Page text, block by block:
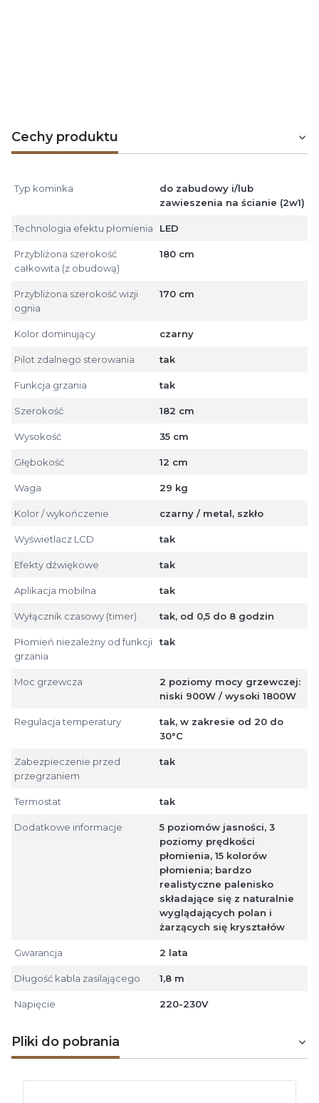
Cechy produktu
Typ kominka
do zabudowy i/lub
zawieszenia na ścianie (2w1)
Technologia efektu płomienia LED
Przybliżona szerokość
całkowita (z obudową)
180 cm
Przybliżona szerokość wizji
ognia
170 cm
Kolor dominujący czarny
Pilot zdalnego sterowania tak
Funkcja grzania tak
Szerokość 182 cm
Wysokość 35 cm
Głębokość 12 cm
Waga 29 kg
Kolor / wykończenie czarny / metal, szkło
Wyświetlacz LCD tak
Efekty dźwiękowe tak
Aplikacja mobilna tak
Wyłącznik czasowy (timer) tak, od 0,5 do 8 godzin
Płomień niezależny od funkcji
grzania
tak
Moc grzewcza
2 poziomy mocy grzewczej:
niski 900W / wysoki 1800W
Regulacja temperatury
tak, w zakresie od 20 do
30°C
Zabezpieczenie przed
przegrzaniem
tak
Termostat tak
Dodatkowe informacje
5 poziomów jasności, 3
poziomy prędkości
płomienia, 15 kolorów
płomienia; bardzo
realistyczne palenisko
składające się z naturalnie
wyglądających polan i
żarzących się kryształów
Gwarancja 2 lata
Długość kabla zasilającego 1,8 m
Napięcie 220-230V
Pliki do pobrania